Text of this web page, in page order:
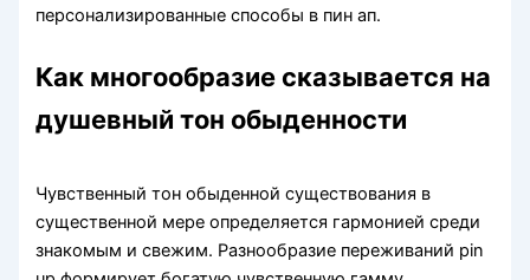
персонализированные способы в пин ап.
Как многообразие сказывается на
душевный тон обыденности
Чувственный тон обыденной существования в
существенной мере определяется гармонией среди
знакомым и свежим. Разнообразие переживаний pin